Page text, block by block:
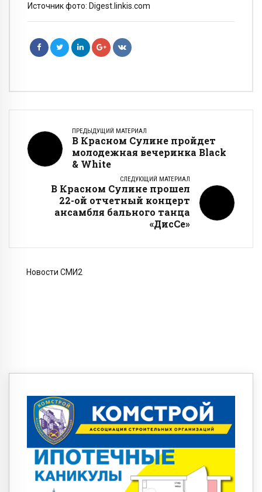
Источник фото: Digest.linkis.com
ПРЕДЫДУЩИЙ МАТЕРИАЛ
В Красном Сулине пройдет
молодежная вечеринка Black
& White
СЛЕДУЮЩИЙ МАТЕРИАЛ
В Красном Сулине прошел
22-ой отчетный концерт
ансамбля бального танца
«ДисСе»
Новости СМИ2